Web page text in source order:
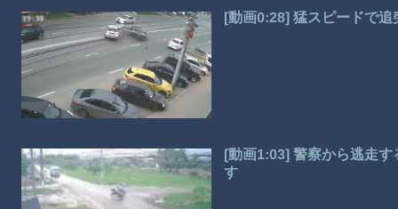
[動画0:28] 猛スピードで
[動画1:03] 警察から逃走
す